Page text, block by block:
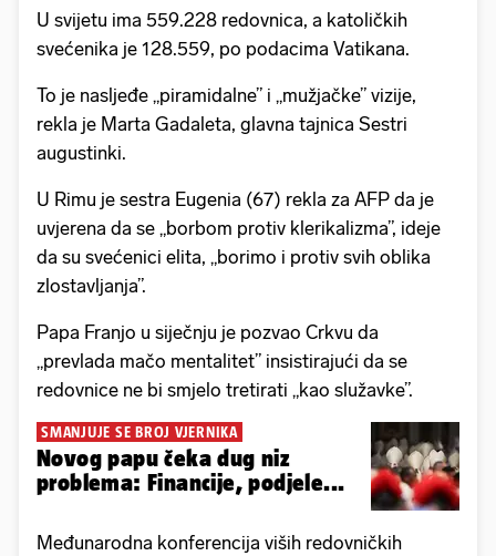
U svijetu ima 559.228 redovnica, a katoličkih
svećenika je 128.559, po podacima Vatikana.
To je nasljeđe „piramidalne” i „mužjačke” vizije,
rekla je Marta Gadaleta, glavna tajnica Sestri
augustinki.
U Rimu je sestra Eugenia (67) rekla za AFP da je
uvjerena da se „borbom protiv klerikalizma”, ideje
da su svećenici elita, „borimo i protiv svih oblika
zlostavljanja”.
Papa Franjo u siječnju je pozvao Crkvu da
„prevlada mačo mentalitet” insistirajući da se
redovnice ne bi smjelo tretirati „kao služavke”.
SMANJUJE SE BROJ VJERNIKA
Novog papu čeka dug niz
problema: Financije, podjele...
Međunarodna konferencija viših redovničkih